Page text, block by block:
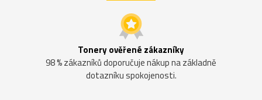
Tonery ověřené zákazníky
98 % zákazníků doporučuje nákup na základně
dotazníku spokojenosti.